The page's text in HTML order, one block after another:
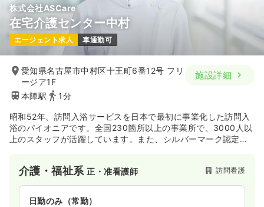
株式会社ASCare
在宅介護センター中村
エージェント求人 車通勤可
愛知県名古屋市中村区十王町6番12号 フリ
ージア1F
本陣駅
1分
施設詳細
昭和52年、訪問入浴サービスを日本で最初に事業化した訪問入
浴のパイオニアです。全国230箇所以上の事業所で、3000人以
上のスタッフが活躍しています。また、シルバーマーク認定第
介護・福祉系正・准看護師 訪問看護
日勤のみ（常勤）